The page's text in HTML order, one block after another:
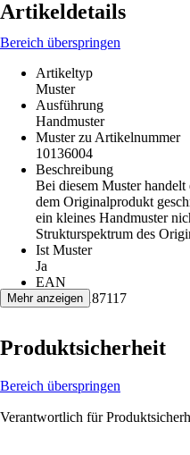
Artikeldetails
Bereich überspringen
Artikeltyp
Muster
Ausführung
Handmuster
Muster zu Artikelnummer
10136004
Beschreibung
Bei diesem Muster handelt
dem Originalprodukt
ein kleines Handmuster
Strukturspektrum des
Ist Muster
Ja
EAN
4032271187117
Mehr anzeigen
Produktsicherheit
Bereich überspringen
Verantwortlich für